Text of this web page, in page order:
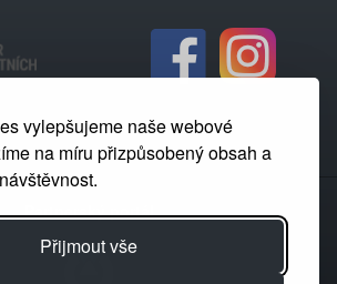
vylepšujeme naše webové
na míru přizpůsobený obsah a
Přijmout vše
Partnerský portál